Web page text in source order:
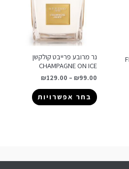
נר מרובע פרייבט קולקשן
CHAMPAGNE ON ICE
₪99.00
–
₪129.00
בחר אפשרויות